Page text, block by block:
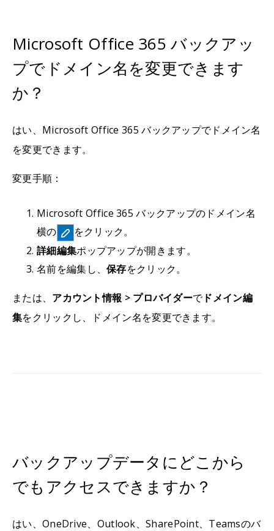
Microsoft Office 365 バックアッ
プでドメイン名を変更できます
か？
はい、Microsoft Office 365 バックアップでドメイン名
を変更できます。
変更手順：
Microsoft Office 365 バックアップのドメイン名
横の
をクリック。
詳細編集ポップアップが開きます。
名前を編集し、保存をクリック。
または、 アカウント情報 > プロバイダーでドメイン編
集をクリックし、ドメイン名を変更できます。
バックアップデータにどこから
でもアクセスできますか？
はい、OneDrive、Outlook、SharePoint、Teamsのバ